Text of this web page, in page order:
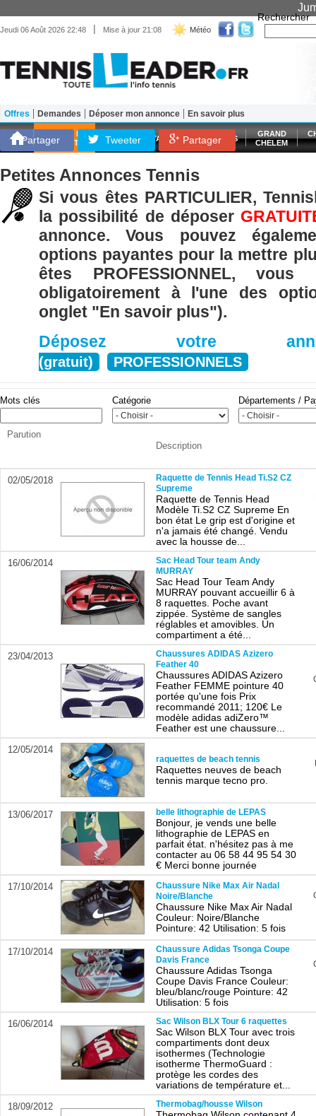
Jeudi 06 Août 2026 22:48 | Mise à jour 21:08 Météo
Rechercher
Matériel Entraînement
SCORES EN
DIRECT
ATP WTA LES FRANÇAIS
GRAND
CHELEM
Offres Demandes Déposer mon annonce En savoir plus
Partager Tweeter Partager
Petites Annonces Tennis
Si vous êtes PARTICULIER,
la possibilité de déposer
annonce. Vous pouvez
options payantes pour la mettre
êtes PROFESSIONNEL, vous
obligatoirement à l'une des
onglet "En savoir plus").
Déposez votre
(gratuit) PROFESSIONNELS
Mots clés Catégorie Départements /
Parution
Description
02/05/2018
Raquette de Tennis Head Ti.S2 CZ
Supreme
Raquette de Tennis Head
Modèle Ti.S2 CZ Supreme En
bon état Le grip est d'origine et
n'a jamais été changé. Vendu
avec la housse de...
16/06/2014
Sac Head Tour team Andy
MURRAY
Sac Head Tour Team Andy
MURRAY pouvant accueillir 6 à
8 raquettes. Poche avant
zippée. Système de sangles
réglables et amovibles. Un
compartiment a été...
23/04/2013
Chaussures ADIDAS Azizero
Feather 40
Chaussures ADIDAS Azizero
Feather FEMME pointure 40
portée qu'une fois Prix
recommandé 2011; 120€ Le
modèle adidas adiZero™
Feather est une chaussure...
12/05/2014
raquettes de beach tennis
Raquettes neuves de beach
tennis marque tecno pro.
13/06/2017 belle lithographie de LEPAS
Bonjour, je vends une belle
lithographie de LEPAS en
parfait état. n'hésitez pas à me
contacter au 06 58 44 95 54 30
€ Merci bonne journée
17/10/2014
Chaussure Nike Max Air Nadal
Noire/Blanche
Chaussure Nike Max Air Nadal
Couleur: Noire/Blanche
Pointure: 42 Utilisation: 5 fois
17/10/2014
Chaussure Adidas Tsonga Coupe
Davis France
Chaussure Adidas Tsonga
Coupe Davis France Couleur:
bleu/blanc/rouge Pointure: 42
Utilisation: 5 fois
16/06/2014 Sac Wilson BLX Tour 6 raquettes
Sac Wilson BLX Tour avec trois
compartiments dont deux
isothermes (Technologie
isotherme ThermoGuard :
protège les cordes des
variations de température et...
18/09/2012 Thermobag/housse Wilson